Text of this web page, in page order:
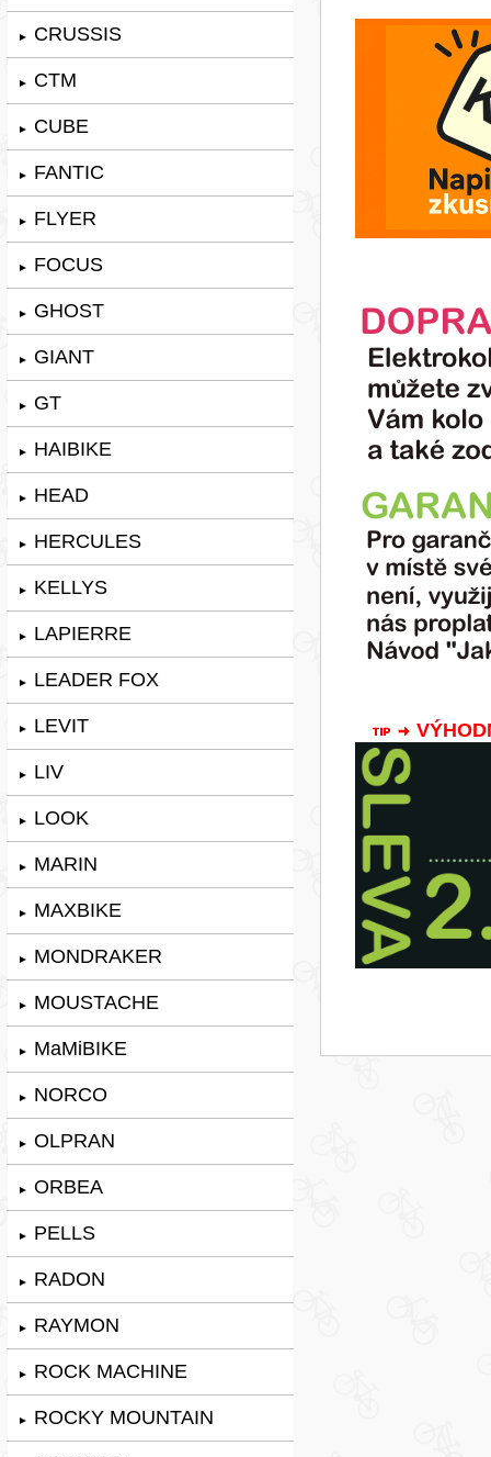
► CRUSSIS
► CTM
► CUBE
► FANTIC
► FLYER
► FOCUS
► GHOST
► GIANT
► GT
► HAIBIKE
► HEAD
► HERCULES
► KELLYS
► LAPIERRE
► LEADER FOX
► LEVIT
► LIV
► LOOK
► MARIN
► MAXBIKE
► MONDRAKER
► MOUSTACHE
► MaMiBIKE
► NORCO
► OLPRAN
► ORBEA
► PELLS
► RADON
► RAYMON
► ROCK MACHINE
► ROCKY MOUNTAIN